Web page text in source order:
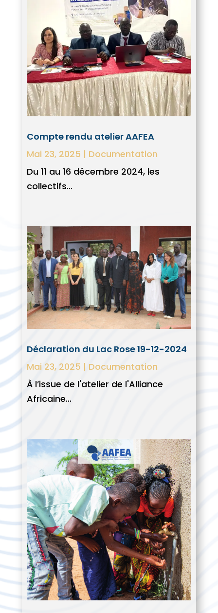
Compte rendu atelier AAFEA
Mai 23, 2025 | Documentation
Du 11 au 16 décembre 2024, les
collectifs...
Déclaration du Lac Rose 19-12-2024
Mai 23, 2025 | Documentation
À l’issue de l'atelier de l'Alliance
Africaine...